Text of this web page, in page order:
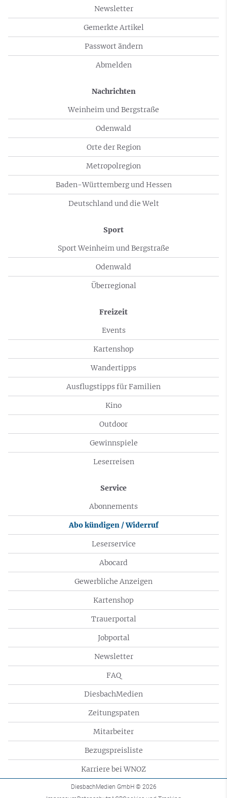
Newsletter
Gemerkte Artikel
Passwort ändern
Abmelden
Nachrichten
Weinheim und Bergstraße
Odenwald
Orte der Region
Metropolregion
Baden-Württemberg und Hessen
Deutschland und die Welt
Sport
Sport Weinheim und Bergstraße
Odenwald
Überregional
Freizeit
Events
Kartenshop
Wandertipps
Ausflugstipps für Familien
Kino
Outdoor
Gewinnspiele
Leserreisen
Service
Abonnements
Abo kündigen / Widerruf
Leserservice
Abocard
Gewerbliche Anzeigen
Kartenshop
Trauerportal
Jobportal
Newsletter
FAQ
DiesbachMedien
Zeitungspaten
Mitarbeiter
Bezugspreisliste
Karriere bei WNOZ
DiesbachMedien GmbH © 2026